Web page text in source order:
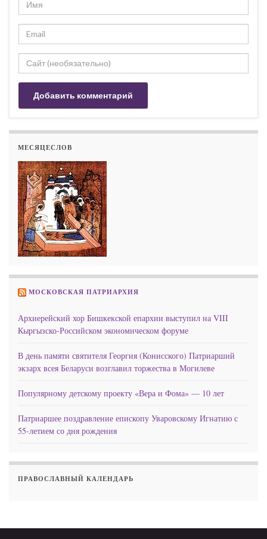
МЕСЯЦЕСЛОВ
МОСКОВСКАЯ ПАТРИАРХИЯ
Архиерейский хор Бишкекской епархии выступил на VIII
Кыргызско-Российском экономическом форуме
В день памяти святителя Георгия (Конисского) Патриарший
экзарх всея Беларуси возглавил торжества в Могилеве
Популярному детскому проекту «Вера и Фома» — 10 лет
Патриаршее поздравление епископу Уваровскому Игнатию с
55-летием со дня рождения
ПРАВОСЛАВНЫЙ КАЛЕНДАРЬ